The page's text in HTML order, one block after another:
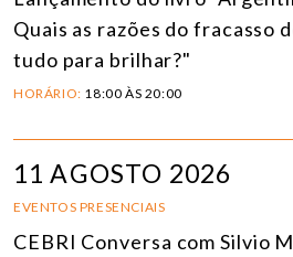
Quais as razões do fracasso
tudo para brilhar?"
HORÁRIO: 18:00 ÀS 20:00
11 AGOSTO 2026
EVENTOS PRESENCIAIS
CEBRI Conversa com Silvio